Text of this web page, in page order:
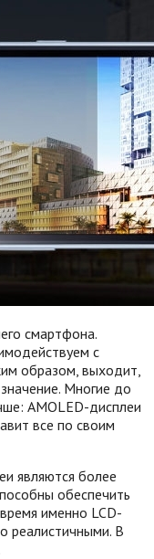
смартфона.
с
образом, выходит,
Многие до
AMOLED-дисплеи
все по своим
являются более
обеспечить
именно LCD-
реалистичными. В